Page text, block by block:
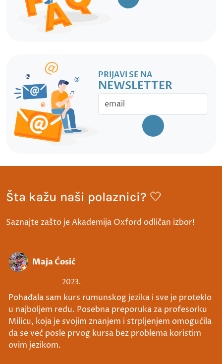
PRIJAVI SE NA
NEWSLETTER
Šta kažu naši polaznici? 🤍
Saznajte zašto je Akademija Oxford odličan izbor!
Maja Ćosić
2023.
Pohađala sam kurs rumunskog jezika i sve je proteklo
u najboljem redu. Posebna preporuka za profesorku
Milicu, koja je svojim znanjem i strpljenjem omogućila
da se već posle prvog kursa bez problema koristim
ovim jezikom.